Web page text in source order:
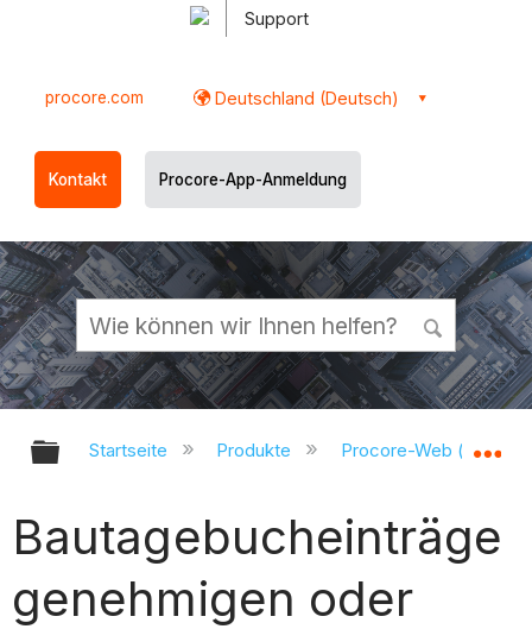
Support
procore.com Deutschland (Deutsch)
Kontakt Procore-App-Anmeldung
Globale Hierarchie auf- und
Startseite Produkte Procore-Web
Bautagebucheinträge
genehmigen oder